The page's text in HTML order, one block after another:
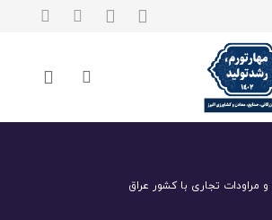
مراودات تجاری با کشور عراق